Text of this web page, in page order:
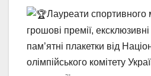
Лауреати спортивного
грошові премії, ексклюзивні
пам’ятні плакетки від
олімпійського комітету